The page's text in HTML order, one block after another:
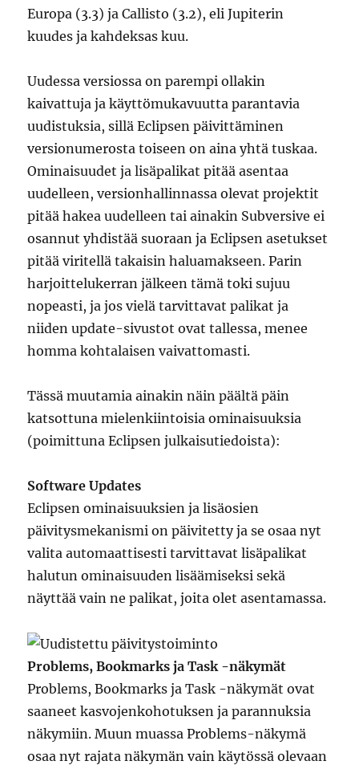
Europa (3.3) ja Callisto (3.2), eli Jupiterin
kuudes ja kahdeksas kuu.
Uudessa versiossa on parempi ollakin
kaivattuja ja käyttömukavuutta parantavia
uudistuksia, sillä Eclipsen päivittäminen
versionumerosta toiseen on aina yhtä tuskaa.
Ominaisuudet ja lisäpalikat pitää asentaa
uudelleen, versionhallinnassa olevat projektit
pitää hakea uudelleen tai ainakin Subversive ei
osannut yhdistää suoraan ja Eclipsen asetukset
pitää viritellä takaisin haluamakseen. Parin
harjoittelukerran jälkeen tämä toki sujuu
nopeasti, ja jos vielä tarvittavat palikat ja
niiden update-sivustot ovat tallessa, menee
homma kohtalaisen vaivattomasti.
Tässä muutamia ainakin näin päältä päin
katsottuna mielenkiintoisia ominaisuuksia
(poimittuna Eclipsen julkaisutiedoista):
Software Updates
Eclipsen ominaisuuksien ja lisäosien
päivitysmekanismi on päivitetty ja se osaa nyt
valita automaattisesti tarvittavat lisäpalikat
halutun ominaisuuden lisäämiseksi sekä
näyttää vain ne palikat, joita olet asentamassa.
Problems, Bookmarks ja Task -näkymät
Problems, Bookmarks ja Task -näkymät ovat
saaneet kasvojenkohotuksen ja parannuksia
näkymiin. Muun muassa Problems-näkymä
osaa nyt rajata näkymän vain käytössä olevaan